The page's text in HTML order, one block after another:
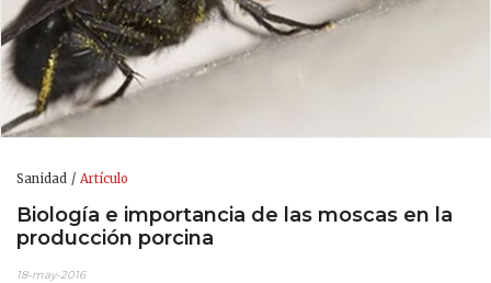
Sanidad Artículo
Biología e importancia de las moscas en la
producción porcina
18-may-2016